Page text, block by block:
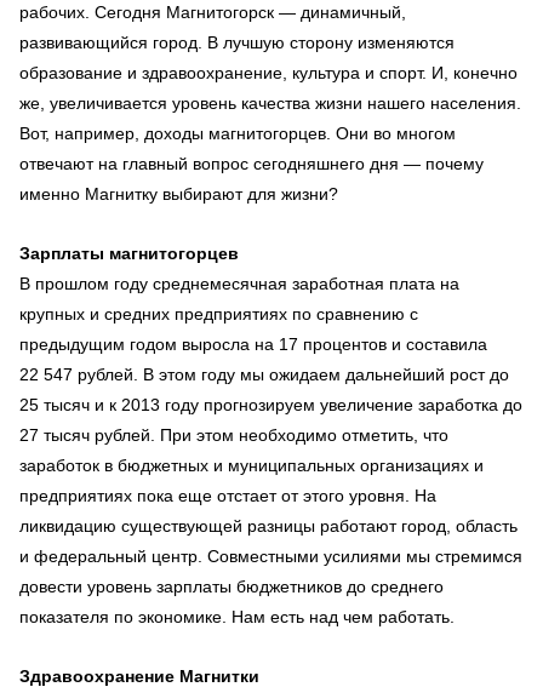
рабочих. Сегодня Магнитогорск — динамичный,
развивающийся город. В лучшую сторону изменяются
образование и здравоохранение, культура и спорт. И, конечно
же, увеличивается уровень качества жизни нашего населения.
Вот, например, доходы магнитогорцев. Они во многом
отвечают на главный вопрос сегодняшнего дня — почему
именно Магнитку выбирают для жизни?
Зарплаты магнитогорцев
В прошлом году среднемесячная заработная плата на
крупных и средних предприятиях по сравнению с
предыдущим годом выросла на 17 процентов и составила
22 547 рублей. В этом году мы ожидаем дальнейший рост до
25 тысяч и к 2013 году прогнозируем увеличение заработка до
27 тысяч рублей. При этом необходимо отметить, что
заработок в бюджетных и муниципальных организациях и
предприятиях пока еще отстает от этого уровня. На
ликвидацию существующей разницы работают город, область
и федеральный центр. Совместными усилиями мы стремимся
довести уровень зарплаты бюджетников до среднего
показателя по экономике. Нам есть над чем работать.
Здравоохранение Магнитки